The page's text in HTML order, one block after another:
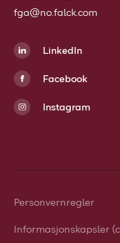
fga@no.falck.com
LinkedIn
Facebook
Instagram
Personvernregler
Informasjonskapsler